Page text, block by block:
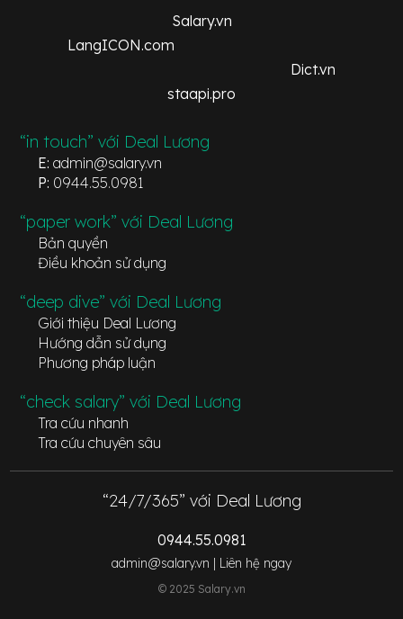
Salary.vn
LangICON.com
Dict.vn
staapi.pro
“in touch” với Deal Lương
E: admin@salary.vn
P: 0944.55.0981
“paper work” với Deal Lương
Bản quyền
Điều khoản sử dụng
“deep dive” với Deal Lương
Giới thiệu Deal Lương
Hướng dẫn sử dụng
Phương pháp luận
“check salary” với Deal Lương
Tra cứu nhanh
Tra cứu chuyên sâu
“24/7/365” với Deal Lương
0944.55.0981
admin@salary.vn | Liên hệ ngay
© 2025 Salary.vn